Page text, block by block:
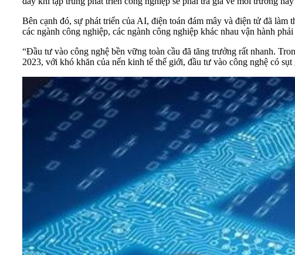
Bên cạnh đó, sự phát triển của AI, điện toán đám mây và điện tử đã
các ngành công nghiệp, các ngành công nghiệp khác nhau vận hành
“Đầu tư vào công nghệ bền vững toàn cầu đã tăng trưởng rất nhanh.
2023, với khó khăn của nến kinh tế thế giới, đầu tư vào công nghệ có